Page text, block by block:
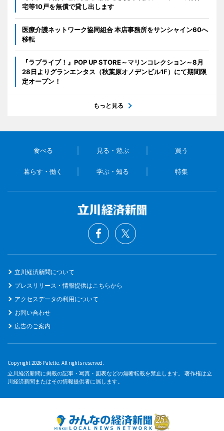
宅等10戸を無償で貸し出します
医療介護ネットワーク協同組合 本店事務所をサンシャイン60へ
移転
『ラブライブ！』POP UP STORE～マリンコレクション～8月
28日よりグランエンタス（秋葉原オノデンビル1F）にて期間限
定オープン！
もっと見る
食べる 見る・遊ぶ 買う
暮らす・働く 学ぶ・知る 特集
立川経済新聞について
プレスリリース・情報提供はこちらから
アクセスデータの利用について
お問い合わせ
広告のご案内
Copyright 2026 Palette. All rights reserved.
立川経済新聞に掲載の記事・写真・図表などの無断転載を禁止します。 著作権は立
川経済新聞またはその情報提供者に属します。